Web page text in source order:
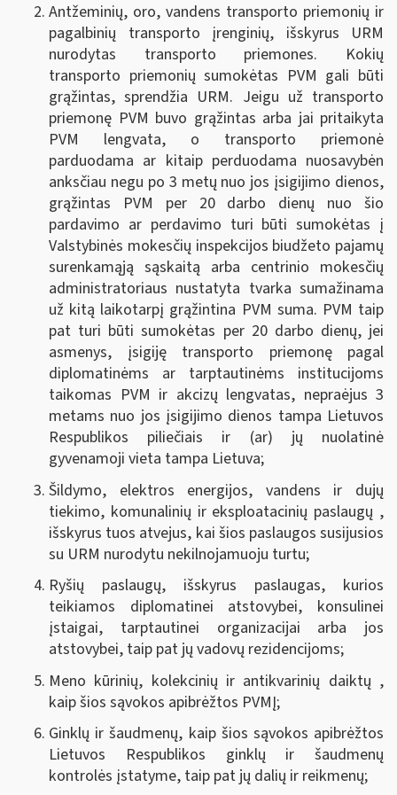
Antžeminių, oro, vandens transporto priemonių ir
pagalbinių transporto įrenginių, išskyrus URM
nurodytas transporto priemones. Kokių
transporto priemonių sumokėtas PVM gali būti
grąžintas, sprendžia URM. Jeigu už transporto
priemonę PVM buvo grąžintas arba jai pritaikyta
PVM lengvata, o transporto priemonė
parduodama ar kitaip perduodama nuosavybėn
anksčiau negu po 3 metų nuo jos įsigijimo dienos,
grąžintas PVM per 20 darbo dienų nuo šio
pardavimo ar perdavimo turi būti sumokėtas į
Valstybinės mokesčių inspekcijos biudžeto pajamų
surenkamąją sąskaitą arba centrinio mokesčių
administratoriaus nustatyta tvarka sumažinama
už kitą laikotarpį grąžintina PVM suma. PVM taip
pat turi būti sumokėtas per 20 darbo dienų, jei
asmenys, įsigiję transporto priemonę pagal
diplomatinėms ar tarptautinėms institucijoms
taikomas PVM ir akcizų lengvatas, nepraėjus 3
metams nuo jos įsigijimo dienos tampa Lietuvos
Respublikos piliečiais ir (ar) jų nuolatinė
gyvenamoji vieta tampa Lietuva;
Šildymo, elektros energijos, vandens ir dujų
tiekimo, komunalinių ir eksploatacinių paslaugų ,
išskyrus tuos atvejus, kai šios paslaugos susijusios
su URM nurodytu nekilnojamuoju turtu;
Ryšių paslaugų, išskyrus paslaugas, kurios
teikiamos diplomatinei atstovybei, konsulinei
įstaigai, tarptautinei organizacijai arba jos
atstovybei, taip pat jų vadovų rezidencijoms;
Meno kūrinių, kolekcinių ir antikvarinių daiktų ,
kaip šios sąvokos apibrėžtos PVMĮ;
Ginklų ir šaudmenų, kaip šios sąvokos apibrėžtos
Lietuvos Respublikos ginklų ir šaudmenų
kontrolės įstatyme, taip pat jų dalių ir reikmenų;